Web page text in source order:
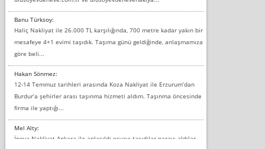
Banu Türksoy:
Haliç Nakliyat ile 26.000 TL karşılığında, 700 metre kadar yakın bir
mesafeye 4+1 evimi taşıdık. Taşıma günü geldiğinde, anlaşmamıza
göre beli...
Hakan Sönmez:
12-14 Temmuz tarihleri arasında Koza Nakliyat ile Erzurum’dan
Burdur’a şehirler arası taşınma hizmeti aldım. Taşınma öncesinde
firma ile yaptığı...
Mel Alty:
İnova Nakliyat Ankara ile anlaşıldı eşyayı taşıdılar parayı aldılar.